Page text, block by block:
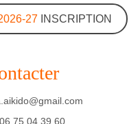
– Inscription
Presse
27INSCRIPTION
06 75 04 39 60